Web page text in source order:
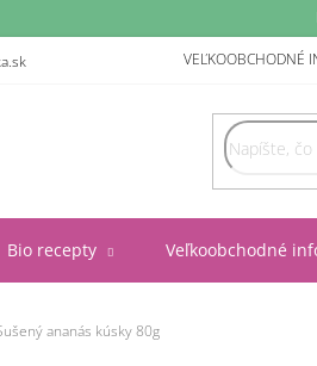
VEĽKOOBCHODNÉ
Bio recepty Veľkoobchodné
ananás kúsky 80g